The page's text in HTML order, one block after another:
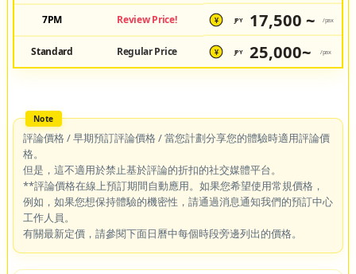
7PM Review Price! ¥ JPY 17,500 ~ /pax
Standard Regular Price ¥ JPY 25,000~ /pax
評論價格 / 早期預訂評論價格 / 當您計劃分享您的體驗時適用評論價
格。
但是，這不適用於禁止基於評論的折扣的社交媒體平台。
**評論價格在線上預訂期間自動應用。如果您希望使用常規價格，
例如，如果您想保持體驗的機密性，請通過消息通知我們的預訂中心
工作人員。
有關最新定價，請參閱下面日曆中每個時段旁邊列出的價格。